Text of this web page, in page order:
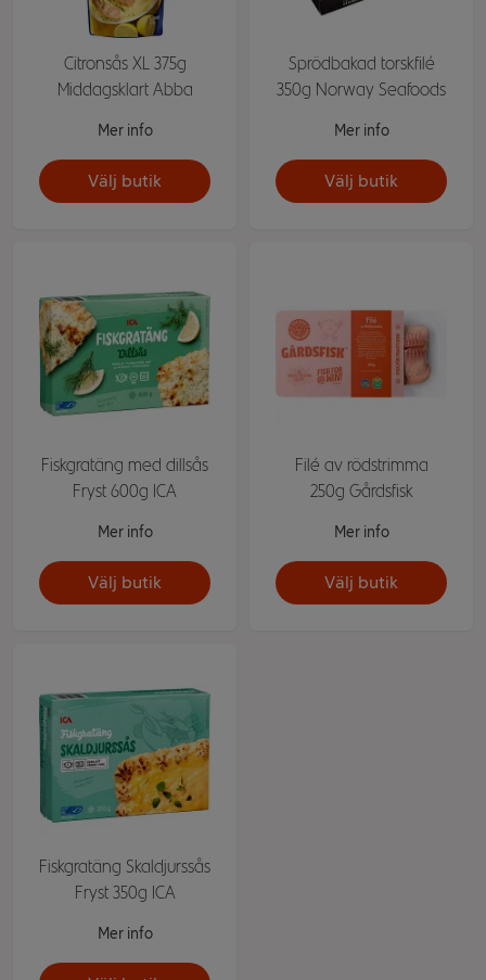
Citronsås XL 375g
Middagsklart Abba
Mer info
Välj butik
Sprödbakad torskfilé
350g Norway Seafoods
Mer info
Välj butik
Fiskgratäng med dillsås
Fryst 600g ICA
Mer info
Välj butik
Filé av rödstrimma
250g Gårdsfisk
Mer info
Välj butik
Fiskgratäng Skaldjurssås
Fryst 350g ICA
Mer info